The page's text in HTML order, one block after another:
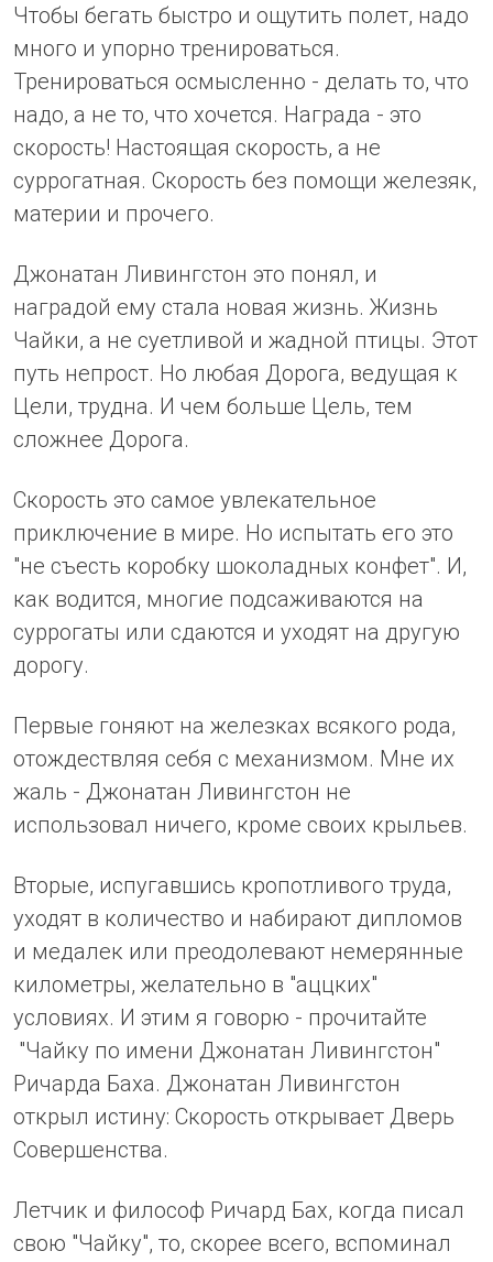
Чтобы бегать быстро и ощутить полет, надо
много и упорно тренироваться.
Тренироваться осмысленно - делать то, что
надо, а не то, что хочется. Награда - это
скорость! Настоящая скорость, а не
суррогатная. Скорость без помощи железяк,
материи и прочего.
Джонатан Ливингстон это понял, и
наградой ему стала новая жизнь. Жизнь
Чайки, а не суетливой и жадной птицы. Этот
путь непрост. Но любая Дорога, ведущая к
Цели, трудна. И чем больше Цель, тем
сложнее Дорога.
Скорость это самое увлекательное
приключение в мире. Но испытать его это
"не съесть коробку шоколадных конфет". И,
как водится, многие подсаживаются на
суррогаты или сдаются и уходят на другую
дорогу.
Первые гоняют на железках всякого рода,
отождествляя себя с механизмом. Мне их
жаль - Джонатан Ливингстон не
использовал ничего, кроме своих крыльев.
Вторые, испугавшись кропотливого труда,
уходят в количество и набирают дипломов
и медалек или преодолевают немерянные
километры, желательно в "аццких"
условиях. И этим я говорю - прочитайте
"Чайку по имени Джонатан Ливингстон"
Ричарда Баха. Джонатан Ливингстон
открыл истину: Скорость открывает Дверь
Совершенства.
Летчик и философ Ричард Бах, когда писал
свою "Чайку", то, скорее всего, вспоминал